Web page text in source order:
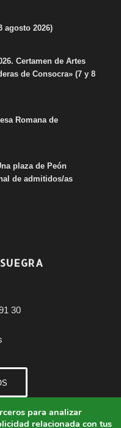
agosto 2026)
Certamen de Artes
de Consocra» (7 y 8
Romana de
plaza de Peón
de admitidos/as
30
para analizar
relacionada con tus